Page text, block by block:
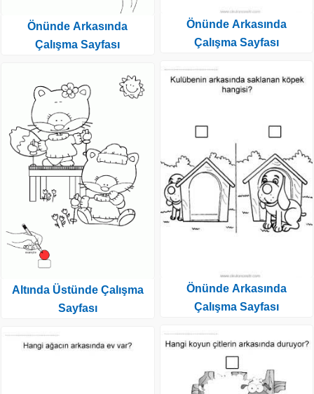
Önünde Arkasında
Çalışma Sayfası
Altında Üstünde Çalışma
Sayfası
Önünde Arkasında
Çalışma Sayfası
Önünde Arkasında
Çalışma Sayfası